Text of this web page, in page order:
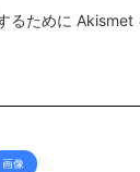
るために Akismet
画像